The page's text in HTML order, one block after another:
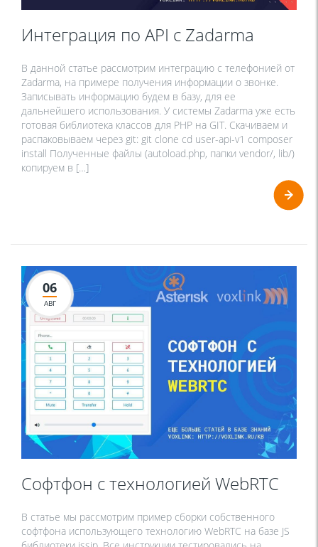
Интеграция по API с Zadarma
В данной статье рассмотрим интеграцию с телефонией от
Zadarma, на примере получения информации о звонке.
Записывать информацию будем в базу, для ее
дальнейшего использования. У системы Zadarma уже есть
готовая библиотека классов для PHP на GIT. Скачиваем и
распаковываем через git: git clone cd user-api-v1 composer
install Полученные файлы (autoload.php, папки vendor/, lib/)
копируем в […]
06
АВГ
Софтфон с технологией WebRTC
В статье мы рассмотрим пример сборки собственного
софтфона использующего технологию WebRTC на базе JS